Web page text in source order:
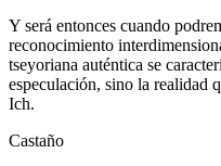
Y será entonces cuando
reconocimiento
tseyoriana auténtica se
especulación, sino la realidad
Ich.
Castaño